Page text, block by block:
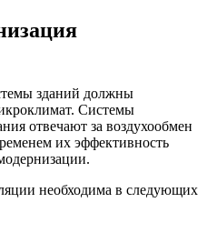
зданий должны
Системы
отвечают за воздухообмен
их эффективность
необходима в следующих